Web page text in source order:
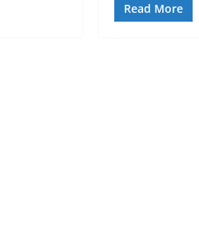
Read More